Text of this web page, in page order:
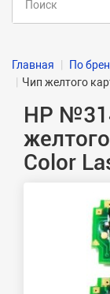
Главная По
Чип желтого
HP
Color